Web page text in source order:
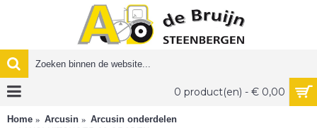
0 product(en) - € 0,00
Home Arcusin
Arcusin onderdelen